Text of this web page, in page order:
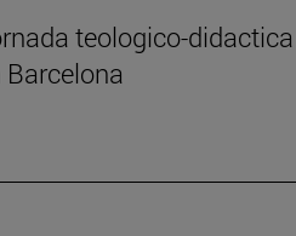
teologico-didactica
Barcelona